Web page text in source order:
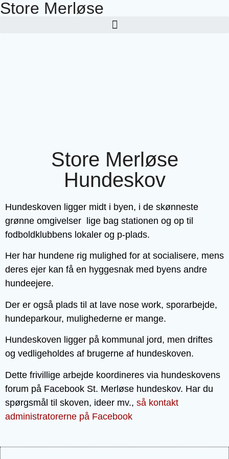
Store Merløse
Store Merløse
Hundeskov
Hundeskoven ligger midt i byen, i de skønneste
grønne omgivelser lige bag stationen og op til
fodboldklubbens lokaler og p-plads.
Her har hundene rig mulighed for at socialisere, mens
deres ejer kan få en hyggesnak med byens andre
hundeejere.
Der er også plads til at lave nose work, sporarbejde,
hundeparkour, mulighederne er mange.
Hundeskoven ligger på kommunal jord, men driftes
og vedligeholdes af brugerne af hundeskoven.
Dette frivillige arbejde koordineres via hundeskovens
forum på Facebook St. Merløse hundeskov. Har du
spørgsmål til skoven, ideer mv., så kontakt
administratorerne på Facebook